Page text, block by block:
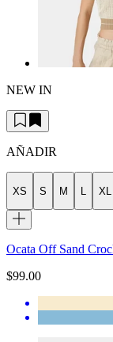
NEW IN
AÑADIR
XS S M L XL
Ocata Off Sand
$99.00